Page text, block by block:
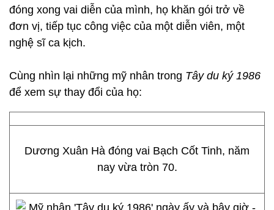
đóng xong vai diễn của mình, họ khăn gói trở về
đơn vị, tiếp tục công việc của một diễn viên, một
nghệ sĩ ca kịch.
Cùng nhìn lại những mỹ nhân trong Tây du ký 1986
để xem sự thay đổi của họ:
Dương Xuân Hà đóng vai Bạch Cốt Tinh, năm
nay vừa tròn 70.